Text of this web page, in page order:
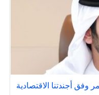
أجندتنا الاقتصادية